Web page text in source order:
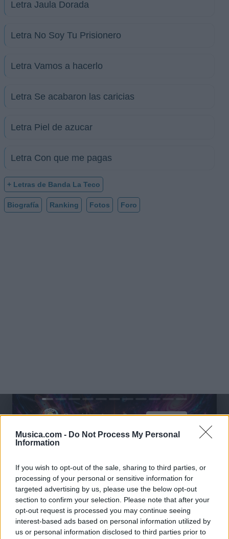
Musica.com - Do Not Process My Personal
Information
If you wish to opt-out of the sale, sharing to third parties, or
processing of your personal or sensitive information for
targeted advertising by us, please use the below opt-out
section to confirm your selection. Please note that after your
opt-out request is processed you may continue seeing
interest-based ads based on personal information utilized by
us or personal information disclosed to third parties prior to
Letra Jaula Dorada
Letra No Soy Tu Prisionero
Letra Vamos a hacerlo
Letra Se acabaron las caricias
Letra Piel de azucar
Letra Con que me pagas
+ Letras de Banda La Teco
Biografía Ranking Fotos Foro
Ver perfil
@musicapuntocom Ver perfil